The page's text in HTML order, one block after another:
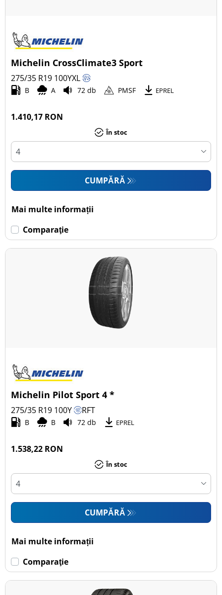
Michelin CrossClimate3 Sport
275/35 R19 100YXL
B A 72 db PMSF EPREL
1.410,17 RON
În stoc
CUMPĂRĂ
Mai multe informații
Comparaţie
Michelin Pilot Sport 4 *
275/35 R19 100Y RFT
B B 72 db EPREL
1.538,22 RON
În stoc
CUMPĂRĂ
Mai multe informații
Comparaţie